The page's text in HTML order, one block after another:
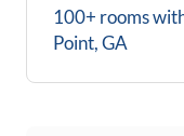
100+ rooms
Point, GA